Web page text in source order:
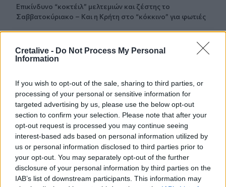
Cretalive - Do Not Process My Personal
Information
If you wish to opt-out of the sale, sharing to third parties, or
processing of your personal or sensitive information for
targeted advertising by us, please use the below opt-out
section to confirm your selection. Please note that after your
opt-out request is processed you may continue seeing
interest-based ads based on personal information utilized by
us or personal information disclosed to third parties prior to
your opt-out. You may separately opt-out of the further
disclosure of your personal information by third parties on the
IAB’s list of downstream participants. This information may
Επικίνδυνο “κοκτέιλ” μελτεμιών και ζέστης το
Σαββατοκύριακο – Και η Κρήτη στο “κόκκινο” για φωτιές
Ο Ζελένσκι ευχαρίστησε την αμερικανική Γερουσία για
το νομοσχέδιο επιβολής κυρώσεων στη Ρωσία
07:51
Θεσσαλονίκη: Άγνωστοι τρύπησαν και δηλητηρίασαν
δέντρα στο κέντρο της πόλης
07:43
Φωτιά στο Πόρτο Γερμενό: Σκύλος επέστρεψε με
εγκαύματα στα πόδια στο σπίτι που τον φρόντιζαν
07:36
Στήριξη Τραμπ στον νέο πρόεδρο της Κολομβίας με